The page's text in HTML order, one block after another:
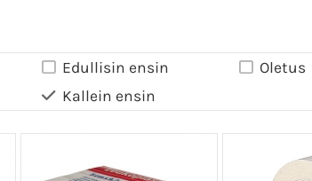
Edullisin ensin
Kallein ensin
Oletus